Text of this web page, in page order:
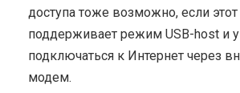
доступа тоже возможно, если
поддерживает режим USB-host и
подключаться к Интернет через
модем.